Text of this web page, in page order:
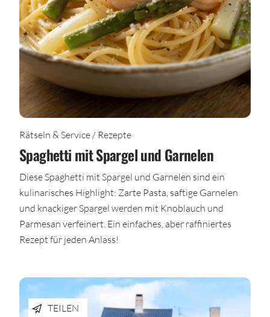
Rätseln & Service / Rezepte
Spaghetti mit Spargel und Garnelen
Diese Spaghetti mit Spargel und Garnelen sind ein
kulinarisches Highlight: Zarte Pasta, saftige Garnelen
und knackiger Spargel werden mit Knoblauch und
Parmesan verfeinert. Ein einfaches, aber raffiniertes
Rezept für jeden Anlass!
TEILEN